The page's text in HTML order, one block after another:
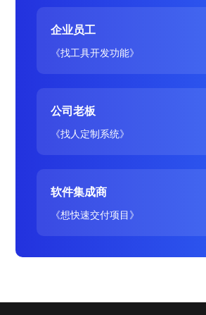
企业员工
《找工具开发功能》
公司老板
《找人定制系统》
软件集成商
《想快速交付项目》